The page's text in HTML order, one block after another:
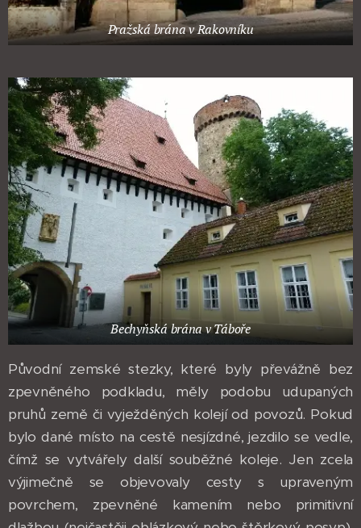
Pražská brána v Rakovníku
Bechyňská brána v Táboře
Původní zemské stezky, které byly převážně bez
zpevněného podkladu, měly podobu udupaných
pruhů země či vyježděných kolejí od povozů. Pokud
bylo dané místo na cestě nesjízdné, jezdilo se vedle,
čímž se vytvářely další souběžné koleje. Jen zcela
výjimečně se objevovaly cesty s upraveným
povrchem, zpevněné kamením nebo primitivní